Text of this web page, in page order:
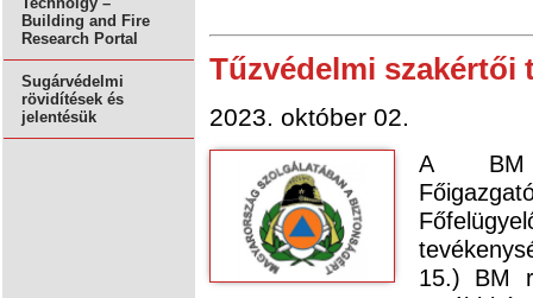
Building and Fire
Research Portal
Sugárvédelmi
rövidítések és
jelentésük
Tűzvédelmi szakértői
2023. október 02.
A BM
15.) BM